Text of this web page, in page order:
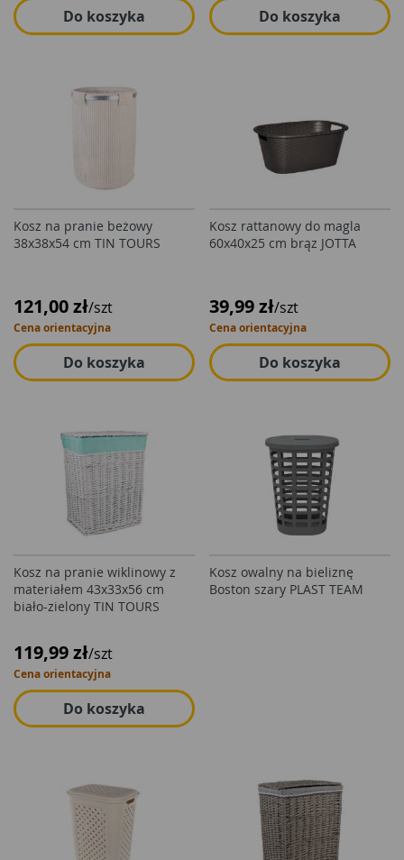
Do koszyka Do koszyka
Kosz na pranie beżowy
38x38x54 cm TIN TOURS
121,00 zł/szt
Cena orientacyjna
Do koszyka
Kosz rattanowy do magla
60x40x25 cm brąz JOTTA
39,99 zł/szt
Cena orientacyjna
Do koszyka
Kosz na pranie wiklinowy z
materiałem 43x33x56 cm
biało-zielony TIN TOURS
119,99 zł/szt
Cena orientacyjna
Do koszyka
Kosz owalny na bieliznę
Boston szary PLAST TEAM